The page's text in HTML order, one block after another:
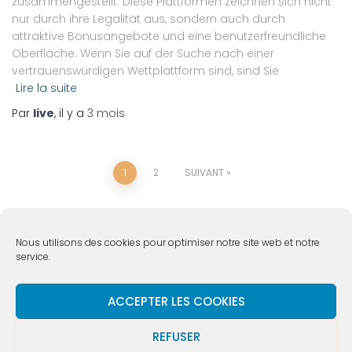
Nous utilisons des cookies pour optimiser notre site web et notre
service.
ACCEPTER LES COOKIES
REFUSER
nur durch ihre Legalität aus, sondern auch durch
attraktive Bonusangebote und eine benutzerfreundliche
Oberfläche. Wenn Sie auf der Suche nach einer
vertrauenswürdigen Wettplattform sind, sind Sie
Lire la suite
Par live, il y a 3 mois
1 2 SUIVANT
VIE DE L’ÉGLISE QUI SOMMES NOUS ?
NOUS SOUTENIR